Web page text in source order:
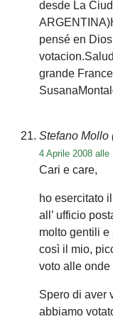
desde La
pensé en
grande
Stefano Mollo
4 Aprile 2008 alle
Cari e care,
ho esercitato
all’ ufficio
molto gentili
così il mio,
voto alle
Spero di aver
abbiamo